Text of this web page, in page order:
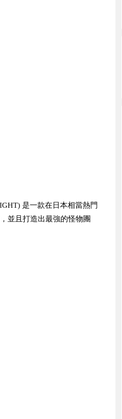
是一款在日本相當熱門
並且打造出最強的怪物團